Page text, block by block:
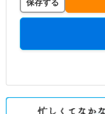
保存する